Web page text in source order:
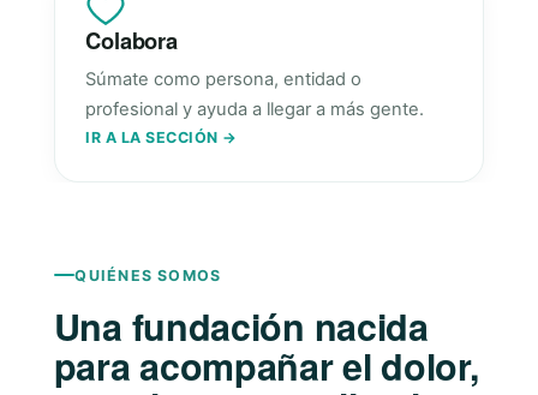
Colabora
Súmate como persona, entidad o
profesional y ayuda a llegar a más gente.
IR A LA SECCIÓN →
QUIÉNES SOMOS
Una fundación nacida
para acompañar el dolor,